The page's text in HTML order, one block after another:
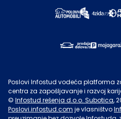
Poslovi Infostud vodeća platforma
centra za zapošljavanje i razvoj
© Infostud rešenja d.o.o. Subotica,
Poslovi.infostud.com je vlasništvo